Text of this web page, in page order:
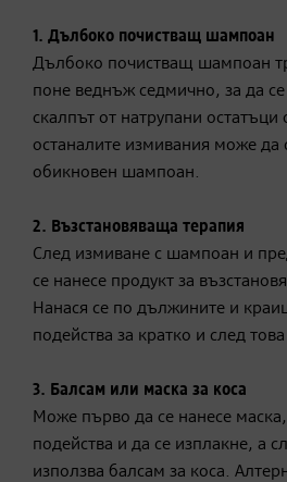
1. Дълбоко почистващ шампоан
Дълбоко почистващ шампоан
поне веднъж седмично, за да се
скалпът от натрупани
останалите измивания може да
обикновен шампоан.
2. Възстановяваща терапия
След измиване с шампоан и
се нанесе продукт за
Нанася се по дължините и
подейства за кратко и след
3. Балсам или маска за коса
Може първо да се нанесе маска,
подейства и да се изплакне, а
използва балсам за коса.